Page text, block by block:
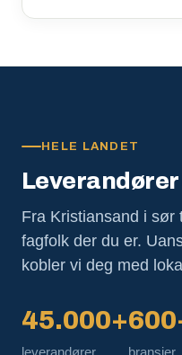
HELE LANDET
Leverandører
Fra Kristiansand i sør
fagfolk der du er.
kobler vi deg med
45.000+
leverandører bransjer